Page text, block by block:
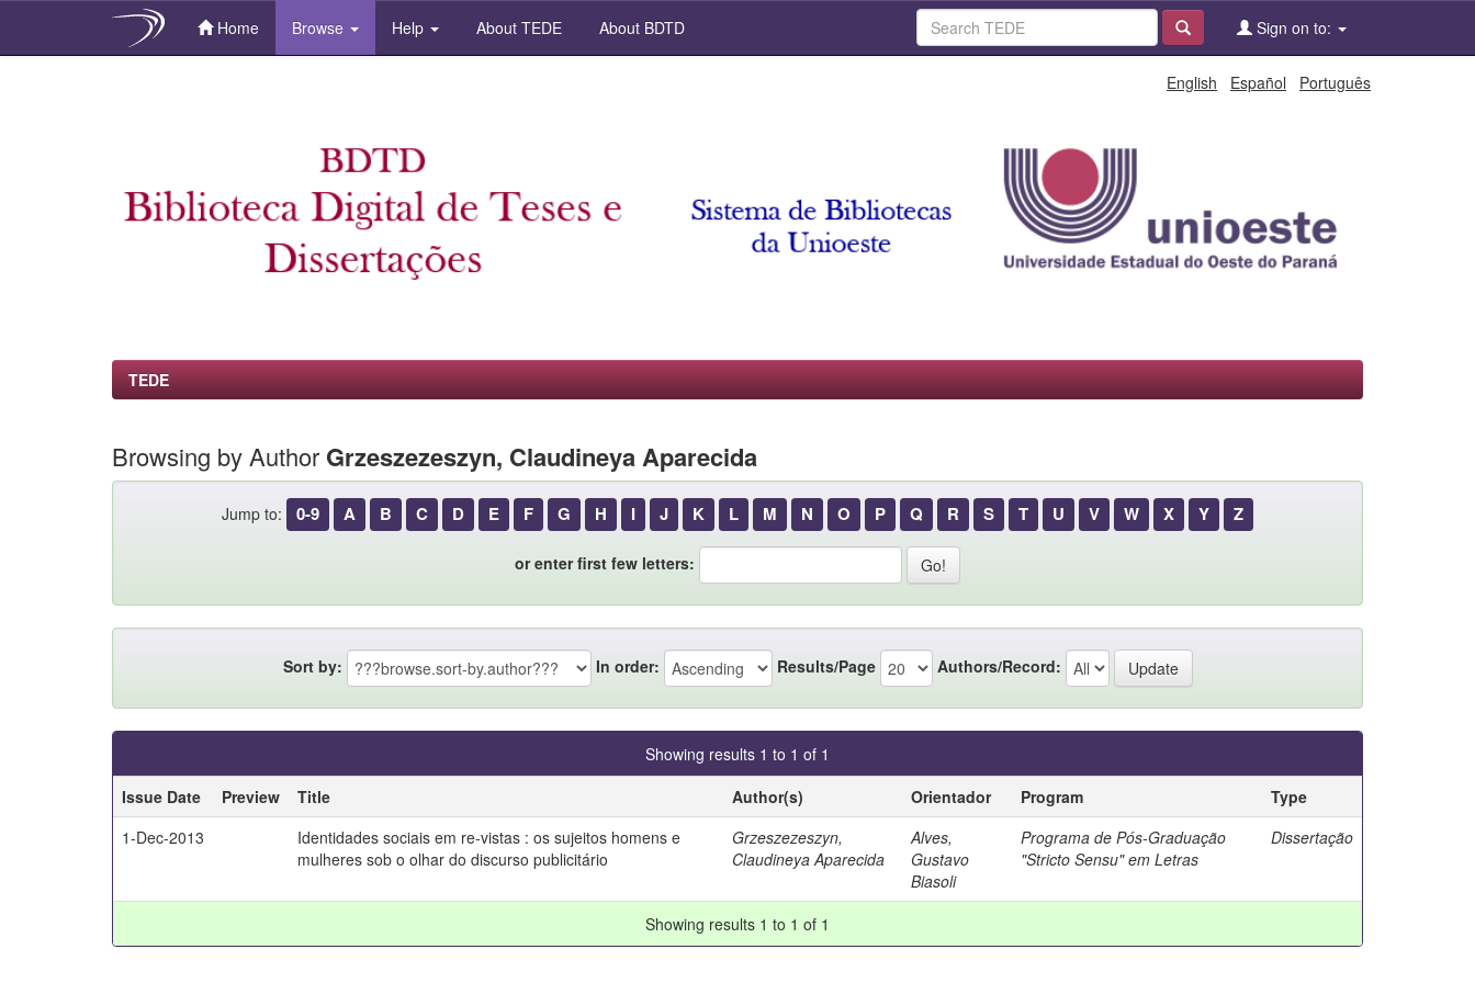
Home Browse Help About TEDE About BDTD Sign on to:
English Español Português
TEDE
Browsing by Author Grzeszezeszyn, Claudineya Aparecida
Jump to: 0-9 A B C D E F G H I J K L M N O P Q R S T U V W X Y Z
or enter first few letters:
Sort by: In order: Results/Page Authors/Record:
Showing results 1 to 1 of 1
Issue Date
Preview Title Author(s) Orientador Program
Type
1-Dec-2013
Identidades sociais em re-vistas : os sujeitos homens e
mulheres sob o olhar do discurso publicitário
Grzeszezeszyn,
Claudineya Aparecida
Alves,
Gustavo
Biasoli
Programa de Pós-Graduação
"Stricto Sensu" em Letras
Dissertação
Showing results 1 to 1 of 1